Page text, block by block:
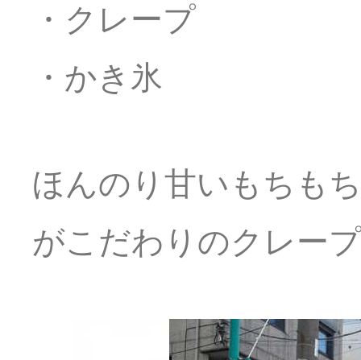
・クレープ
・かき氷
ほんのり甘いもちも
がこだわりのクレー